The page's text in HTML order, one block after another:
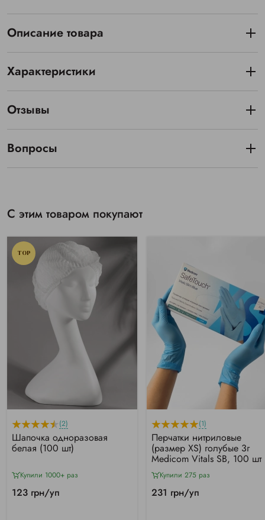
Описание товара
Характеристики
Отзывы
Вопросы
С этим товаром покупают
TOP
(2)
Шапочка одноразовая
белая (100 шт)
Купили 1000+ раз
123 грн/уп
(1)
Перчатки нитриловые
(размер XS) голубые 3г
Medicom Vitals SB, 100 шт
Купили 275 раз
231 грн/уп